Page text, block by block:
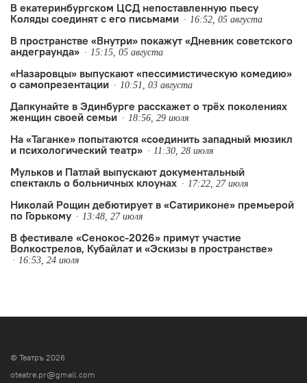
В екатеринбургском ЦСД непоставленную пьесу
Коляды соединят с его письмами
16:52, 05 августа
В пространстве «Внутри» покажут «Дневник советского
андеграунда»
15:15, 05 августа
«Назаровцы» выпускают «пессимистическую комедию»
о самопрезентации
10:51, 03 августа
Дапкунайте в Эдинбурге расскажет о трёх поколениях
женщин своей семьи
18:56, 29 июля
На «Таганке» попытаются «соединить западный мюзикл
и психологический театр»
11:30, 28 июля
Мульков и Патлай выпускают документальный
спектакль о больничных клоунах
17:22, 27 июля
Николай Рощин дебютирует в «Сатириконе» премьерой
по Горькому
13:48, 27 июля
В фестивале «Сенокос-2026» примут участие
Волкострелов, Кубайлат и «Эскизы в пространстве»
16:53, 24 июля
© Театръ 2026
oteatre.pr@gmail.com